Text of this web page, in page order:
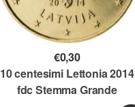
€0,30
10 centesimi Lettonia 2014
fdc Stemma Grande